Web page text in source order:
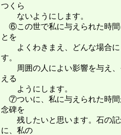
つくら
ないようにします。
⑥この世で私に与えられた時間
とを
よくわきまえ、どんな場合に
す。
周囲の人によい影響を与え、
える
ようにします。
⑦ついに、私に与えられた時間
念碑を
残したいと思います。石の記
に、私の